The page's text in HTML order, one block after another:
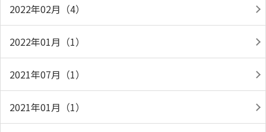
2022年02月（4）
2022年01月（1）
2021年07月（1）
2021年01月（1）